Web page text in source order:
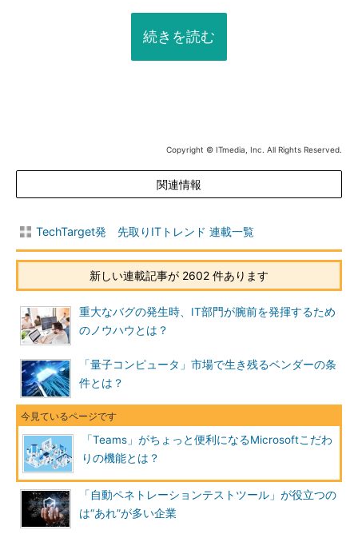
続きを読む
Copyright © ITmedia, Inc. All Rights Reserved.
関連情報
TechTarget発 先取りITトレンド 連載一覧
新しい連載記事が 2602 件あります
重大なバグの発生時、IT部門が腕前を発揮するため
のノウハウとは？
「量子コンピュータ」市場で生き残るベンダーの条
件とは？
「Teams」がちょっと便利になるMicrosoftこだわ
りの機能とは？
「自動ペネトレーションテストツール」が役立つの
は“あれ”が多い企業